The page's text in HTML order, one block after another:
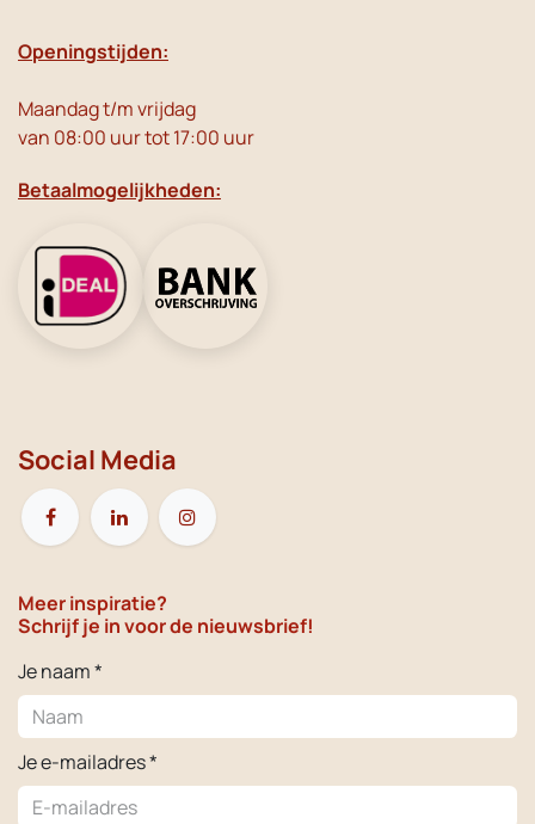
Openingstijden:
Maandag t/m vrijdag
van 08:00 uur tot 17:00 uur
Betaalmogelijkheden:
Social Media
Meer inspiratie?
Schrijf je in voor de nieuwsbrief!
Je naam *
Je e-mailadres *